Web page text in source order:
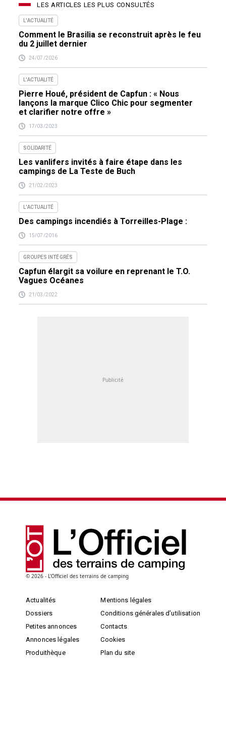
LES ARTICLES LES PLUS CONSULTÉS
L'ACTUALITÉ
Comment le Brasilia se reconstruit après le feu
du 2 juillet dernier
24/07/2026
L'ACTUALITÉ
Pierre Houé, président de Capfun : « Nous
lançons la marque Clico Chic pour segmenter
et clarifier notre offre »
17/03/2023
SOLIDARITÉ
Les vanlifers invités à faire étape dans les
campings de La Teste de Buch
21/02/2023
L'ACTUALITÉ
Des campings incendiés à Torreilles-Plage :
15/07/2016
GROUPES INTÉGRÉS
Capfun élargit sa voilure en reprenant le T.O.
Vagues Océanes
21/03/2022
© 2026 - L'Officiel des terrains de camping
Actualités
Dossiers
Petites annonces
Annonces légales
Produithèque
Mentions légales
Conditions générales d’utilisation
Contacts
Cookies
Plan du site